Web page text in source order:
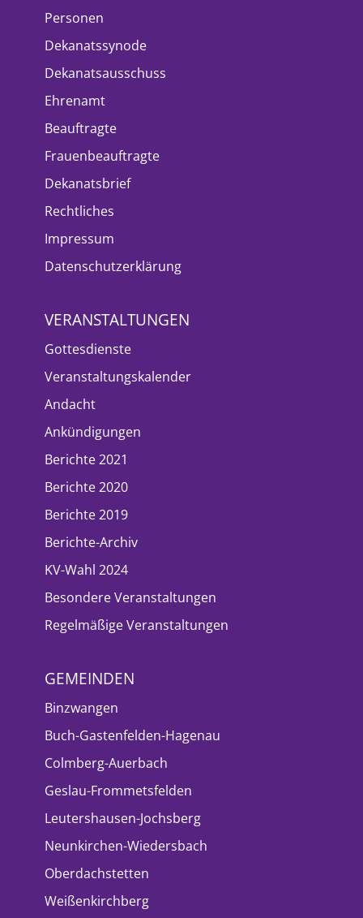
Personen
Dekanatssynode
Dekanatsausschuss
Ehrenamt
Beauftragte
Frauenbeauftragte
Dekanatsbrief
Rechtliches
Impressum
Datenschutzerklärung
VERANSTALTUNGEN
Gottesdienste
Veranstaltungskalender
Andacht
Ankündigungen
Berichte 2021
Berichte 2020
Berichte 2019
Berichte-Archiv
KV-Wahl 2024
Besondere Veranstaltungen
Regelmäßige Veranstaltungen
GEMEINDEN
Binzwangen
Buch-Gastenfelden-Hagenau
Colmberg-Auerbach
Geslau-Frommetsfelden
Leutershausen-Jochsberg
Neunkirchen-Wiedersbach
Oberdachstetten
Weißenkirchberg